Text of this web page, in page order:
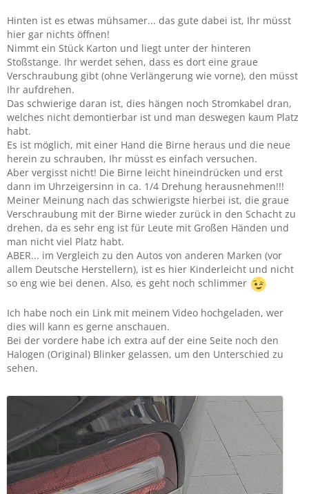
Hinten ist es etwas mühsamer... das gute dabei ist, Ihr müsst
hier gar nichts öffnen!
Nimmt ein Stück Karton und liegt unter der hinteren
Stoßstange. Ihr werdet sehen, dass es dort eine graue
Verschraubung gibt (ohne Verlängerung wie vorne), den müsst
Ihr aufdrehen.
Das schwierige daran ist, dies hängen noch Stromkabel dran,
welches nicht demontierbar ist und man deswegen kaum Platz
habt.
Es ist möglich, mit einer Hand die Birne heraus und die neue
herein zu schrauben, Ihr müsst es einfach versuchen.
Aber vergisst nicht! Die Birne leicht hineindrücken und erst
dann im Uhrzeigersinn in ca. 1/4 Drehung herausnehmen!!!
Meiner Meinung nach das schwierigste hierbei ist, die graue
Verschraubung mit der Birne wieder zurück in den Schacht zu
drehen, da es sehr eng ist für Leute mit Großen Händen und
man nicht viel Platz habt.
ABER... im Vergleich zu den Autos von anderen Marken (vor
allem Deutsche Herstellern), ist es hier Kinderleicht und nicht
so eng wie bei denen. Also, es geht noch schlimmer
Ich habe noch ein Link mit meinem Video hochgeladen, wer
dies will kann es gerne anschauen.
Bei der vordere habe ich extra auf der eine Seite noch den
Halogen (Original) Blinker gelassen, um den Unterschied zu
sehen.